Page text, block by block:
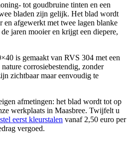
tot goudbruine tinten en een
bladen zijn gelijk. Het blad wordt
en afgewerkt met twee lagen blanke
jaren mooier en krijgt een diepere,
is gemaakt van RVS 304 met een
corrosiebestendig, zonder
zichtbaar maar eenvoudig te
afmetingen: het blad wordt tot op
werkplaats in Maasbree. Twijfelt u
eerst kleurstalen vanaf 2,50 euro per
vergoed.